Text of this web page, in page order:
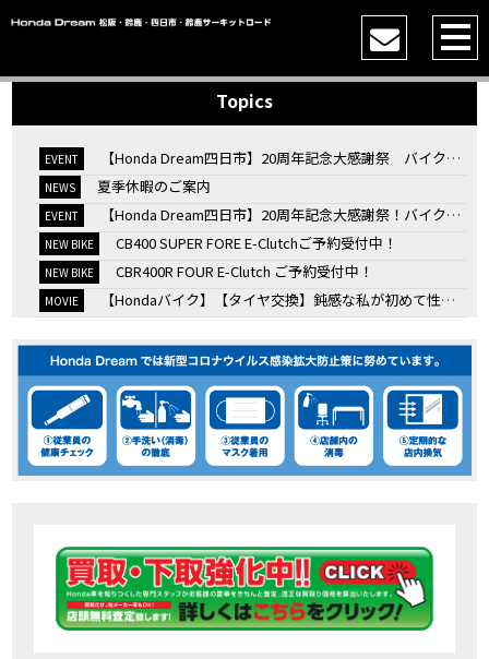
Topics
EVENT 【Honda Dream四日市】20周年記念大感謝祭 バイク女子トークショー
NEWS 夏季休暇のご案内
EVENT 【Honda Dream四日市】20周年記念大感謝祭！バイク女子トークショー
NEW BIKE CB400 SUPER FORE E-Clutchご予約受付中！
NEW BIKE CBR400R FOUR E-Clutch ご予約受付中！
MOVIE 【Hondaバイク】【タイヤ交換】鈍感な私が初めて性能を実感した【三重県】【Honda DREAM】
EVENT KOOD クロモリアクスルシャフトお客様のバイクで体感試走
MOVIE 【三重→香川】このバイク、なんだと思いますか？【ホンダ バイク】【Honda DREAM】【三重県】
EVENT “コカ・コーラ”鈴鹿８時間耐久ロードレース 第47回大会「TSR応援席プレミアムチケット販売開始！」
MOVIE 【ホンダ バイク】バイクを長持ちさせる洗車を教えてもらった【プロの裏ワザ】
MOVIE 【ホンダ バイク】CRF1100L Africa Twinは女性ライダーでも快適か？四国ツーリング【X-ADVオーナー目線】
MOVIE 【ホンダ バイク】 ホンダドリーム鈴鹿の未公開シーン【モトベはつこ】
MOVIE 最新のアフリカツインどう？妹とHondaDreamのバイク全部見た結果｜Honda SuperCub
MOVIE 【ホンダ バイク】「ボカロ文化」を知ろう ナビゲーションをスキップ 検索 作成 6 アバターの画像 三重県を巡る女性ライダーの4日間！ポケふた全制覇ツーリング Honda CB1000F